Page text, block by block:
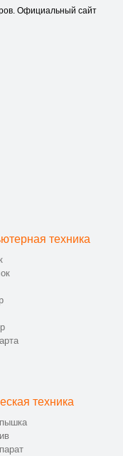
Официальный сайт
техника
техника